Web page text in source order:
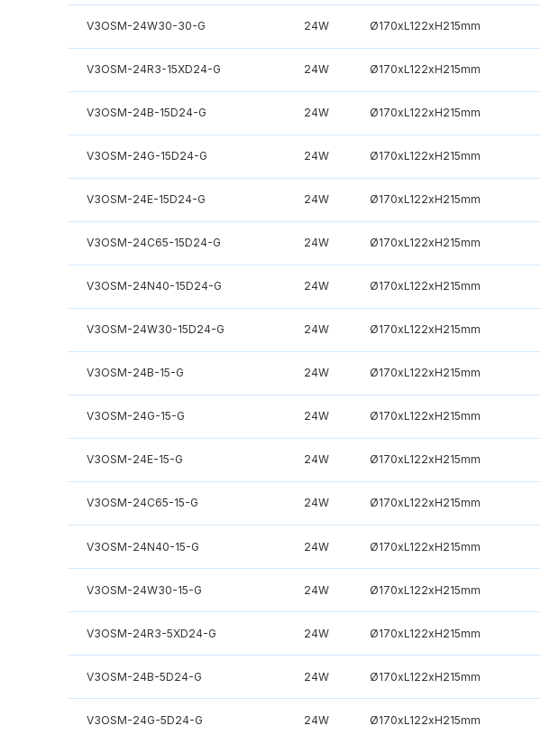
V3OSM-24W30-30-G 24W Ø170xL122xH215mm
V3OSM-24R3-15XD24-G 24W Ø170xL122xH215mm
V3OSM-24B-15D24-G 24W Ø170xL122xH215mm
V3OSM-24G-15D24-G 24W Ø170xL122xH215mm
V3OSM-24E-15D24-G 24W Ø170xL122xH215mm
V3OSM-24C65-15D24-G 24W Ø170xL122xH215mm
V3OSM-24N40-15D24-G 24W Ø170xL122xH215mm
V3OSM-24W30-15D24-G 24W Ø170xL122xH215mm
V3OSM-24B-15-G 24W Ø170xL122xH215mm
V3OSM-24G-15-G 24W Ø170xL122xH215mm
V3OSM-24E-15-G 24W Ø170xL122xH215mm
V3OSM-24C65-15-G 24W Ø170xL122xH215mm
V3OSM-24N40-15-G 24W Ø170xL122xH215mm
V3OSM-24W30-15-G 24W Ø170xL122xH215mm
V3OSM-24R3-5XD24-G 24W Ø170xL122xH215mm
V3OSM-24B-5D24-G 24W Ø170xL122xH215mm
V3OSM-24G-5D24-G 24W Ø170xL122xH215mm